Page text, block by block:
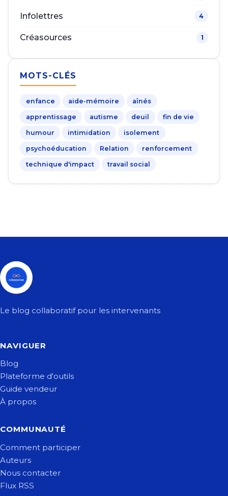
Infolettres 4
Créasources 1
MOTS-CLÉS
enfance aide-mémoire aînés
apprentissage autisme deuil fin de vie
humour intimidation isolement
psychoéducation Relation renforcement
technique d'impact travail social
Le blog collaboratif pour les intervenants
NAVIGUER
Blog
Plateforme d'outils
Guide vendeur
À propos
COMMUNAUTÉ
Comment participer
Auteurs
Nous contacter
Flux RSS